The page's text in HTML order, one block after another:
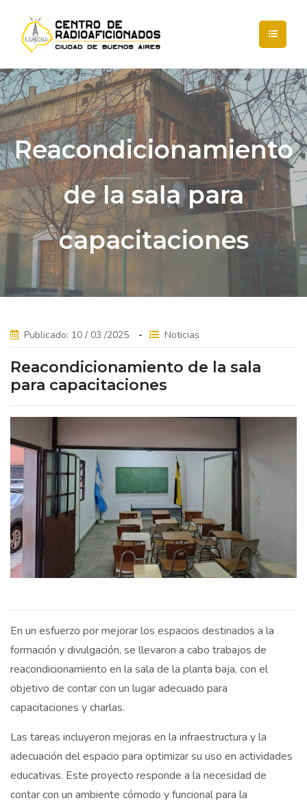
Reacondicionamiento
de la sala para
capacitaciones
Publicado: 10 / 03 /2025 Noticias
Reacondicionamiento de la sala
para capacitaciones
En un esfuerzo por mejorar los espacios destinados a la
formación y divulgación, se llevaron a cabo trabajos de
reacondicionamiento en la sala de la planta baja, con el
objetivo de contar con un lugar adecuado para
capacitaciones y charlas.
Las tareas incluyeron mejoras en la infraestructura y la
adecuación del espacio para optimizar su uso en actividades
educativas. Este proyecto responde a la necesidad de
contar con un ambiente cómodo y funcional para la